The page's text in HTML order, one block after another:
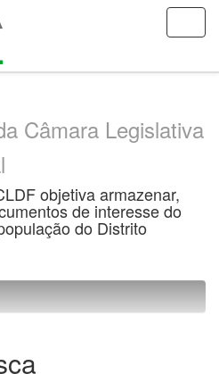
Câmara Legislativa
objetiva armazenar,
de interesse do
do Distrito